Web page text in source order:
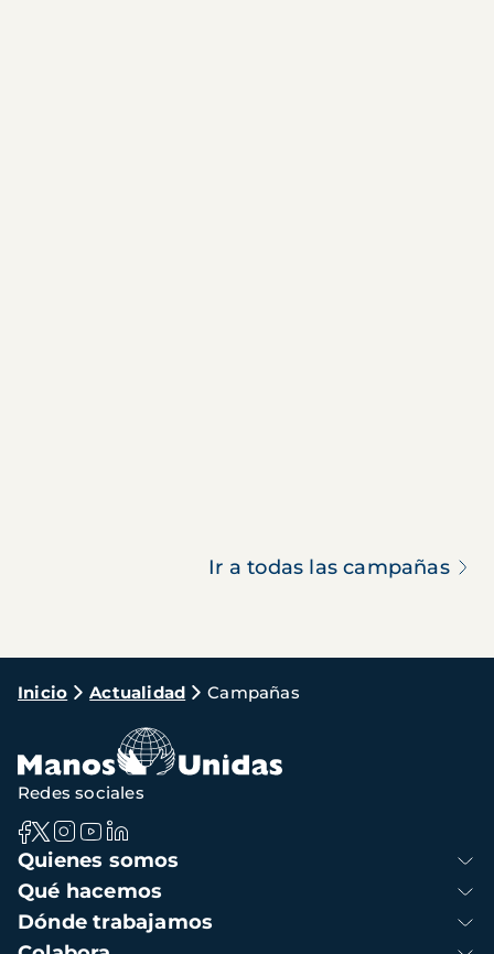
Ir a todas las campañas
Ruta
navegación
Inicio Actualidad Campañas
Navegación
principal
Quienes somos
Qué hacemos
Dónde trabajamos
Redes sociales